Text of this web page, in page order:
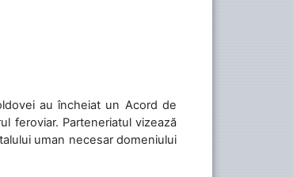
au încheiat un Acord de
feroviar. Parteneriatul vizează
uman necesar domeniului